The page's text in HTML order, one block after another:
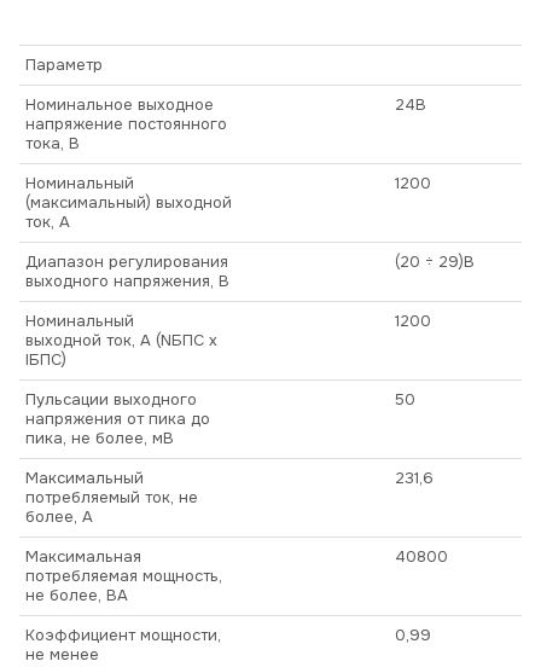
Параметр
Номинальное выходное
напряжение постоянного
тока, В
24В
Номинальный
(максимальный) выходной
ток, А
1200
Диапазон регулирования
выходного напряжения, В
(20 ÷ 29)В
Номинальный
выходной ток, А (NБПС х
IБПС)
1200
Пульсации выходного
напряжения от пика до
пика, не более, мВ
50
Максимальный
потребляемый ток, не
более, А
231,6
Максимальная
потребляемая мощность,
не более, ВА
40800
Коэффициент мощности,
не менее
0,99